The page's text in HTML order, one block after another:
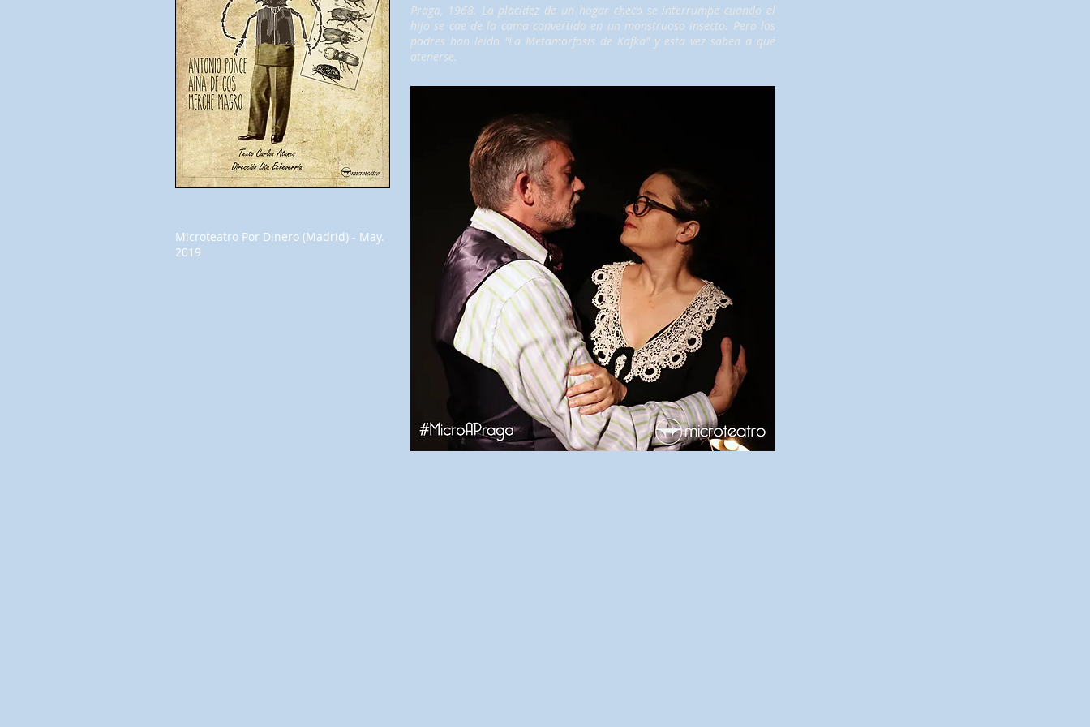
Microteatro Por Dinero (Madrid) - May.
2019
Praga, 1968. La placidez de un hogar checo se interrumpe cuando el
hijo se cae de la cama convertido en un monstruoso insecto. Pero los
padres han leído "La Metamorfosis de Kafka" y esta vez saben a qué
atenerse.